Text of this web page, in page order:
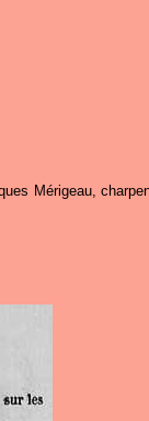
Mérigeau,